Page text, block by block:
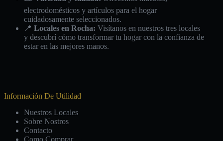
electrodomésticos y artículos para el hogar
cuidadosamente seleccionados.
📍 Locales en Rocha: Visítanos en nuestros tres locales
y descubrí cómo transformar tu hogar con la confianza de
estar en las mejores manos.
Información De Utilidad
Nuestros Locales
Sobre Nostros
Contacto